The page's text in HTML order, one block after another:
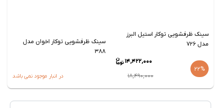
استیل البرز
18,490,000
14,422,000
سینک ظرفشویی توکار اخوان مدل
در انبار موجود نمی باشد
مدل 223